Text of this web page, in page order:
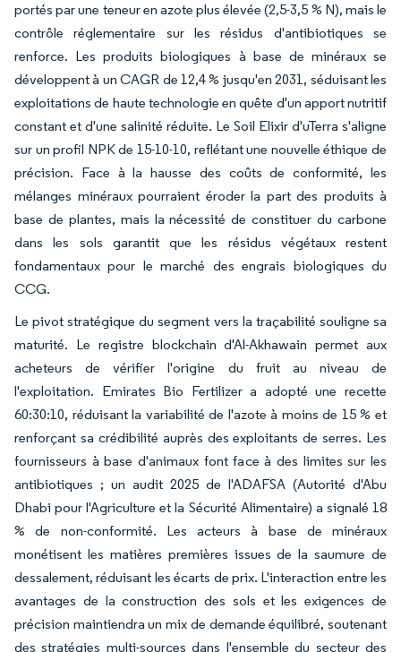
portés par une teneur en azote plus élevée (2,5-3,5 % N), mais le
contrôle réglementaire sur les résidus d'antibiotiques se
renforce. Les produits biologiques à base de minéraux se
développent à un CAGR de 12,4 % jusqu'en 2031, séduisant les
exploitations de haute technologie en quête d'un apport nutritif
constant et d'une salinité réduite. Le Soil Elixir d'uTerra s'aligne
sur un profil NPK de 15-10-10, reflétant une nouvelle éthique de
précision. Face à la hausse des coûts de conformité, les
mélanges minéraux pourraient éroder la part des produits à
base de plantes, mais la nécessité de constituer du carbone
dans les sols garantit que les résidus végétaux restent
fondamentaux pour le marché des engrais biologiques du
CCG.
Le pivot stratégique du segment vers la traçabilité souligne sa
maturité. Le registre blockchain d'Al-Akhawain permet aux
acheteurs de vérifier l'origine du fruit au niveau de
l'exploitation. Emirates Bio Fertilizer a adopté une recette
60:30:10, réduisant la variabilité de l'azote à moins de 15 % et
renforçant sa crédibilité auprès des exploitants de serres. Les
fournisseurs à base d'animaux font face à des limites sur les
antibiotiques ; un audit 2025 de l'ADAFSA (Autorité d'Abu
Dhabi pour l'Agriculture et la Sécurité Alimentaire) a signalé 18
% de non-conformité. Les acteurs à base de minéraux
monétisent les matières premières issues de la saumure de
dessalement, réduisant les écarts de prix. L'interaction entre les
avantages de la construction des sols et les exigences de
précision maintiendra un mix de demande équilibré, soutenant
des stratégies multi-sources dans l'ensemble du secteur des